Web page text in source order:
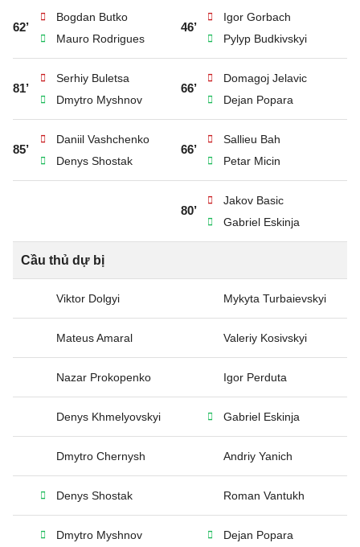
62’
Bogdan Butko
Mauro Rodrigues
46’
Igor Gorbach
Pylyp Budkivskyi
81’
Serhiy Buletsa
Dmytro Myshnov
66’
Domagoj Jelavic
Dejan Popara
85’
Daniil Vashchenko
Denys Shostak
66’
Sallieu Bah
Petar Micin
80’
Jakov Basic
Gabriel Eskinja
Cầu thủ dự bị
Viktor Dolgyi Mykyta Turbaievskyi
Mateus Amaral Valeriy Kosivskyi
Nazar Prokopenko Igor Perduta
Denys Khmelyovskyi Gabriel Eskinja
Dmytro Chernysh Andriy Yanich
Denys Shostak Roman Vantukh
Dmytro Myshnov Dejan Popara